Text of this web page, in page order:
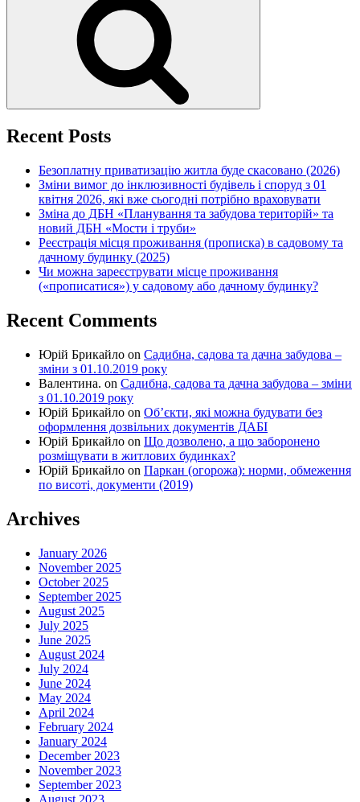
Recent Posts
Безоплатну приватизацію житла буде скасовано (2026)
Зміни вимог до інклюзивності будівель і споруд з 01
квітня 2026, які вже сьогодні потрібно враховувати
Зміна до ДБН «Планування та забудова територій» та
новий ДБН «Мости і труби»
Реєстрація місця проживання (прописка) в садовому та
дачному будинку (2025)
Чи можна зареєструвати місце проживання
(«прописатися») у садовому або дачному будинку?
Recent Comments
Юрій Брикайло on Садибна, садова та дачна забудова –
зміни з 01.10.2019 року
Валентина. on Садибна, садова та дачна забудова – зміни
з 01.10.2019 року
Юрій Брикайло on Об’єкти, які можна будувати без
оформлення дозвільних документів ДАБІ
Юрій Брикайло on Що дозволено, а що заборонено
розміщувати в житлових будинках?
Юрій Брикайло on Паркан (огорожа): норми, обмеження
по висоті, документи (2019)
Archives
January 2026
November 2025
October 2025
September 2025
August 2025
July 2025
June 2025
August 2024
July 2024
June 2024
May 2024
April 2024
February 2024
January 2024
December 2023
November 2023
September 2023
August 2023